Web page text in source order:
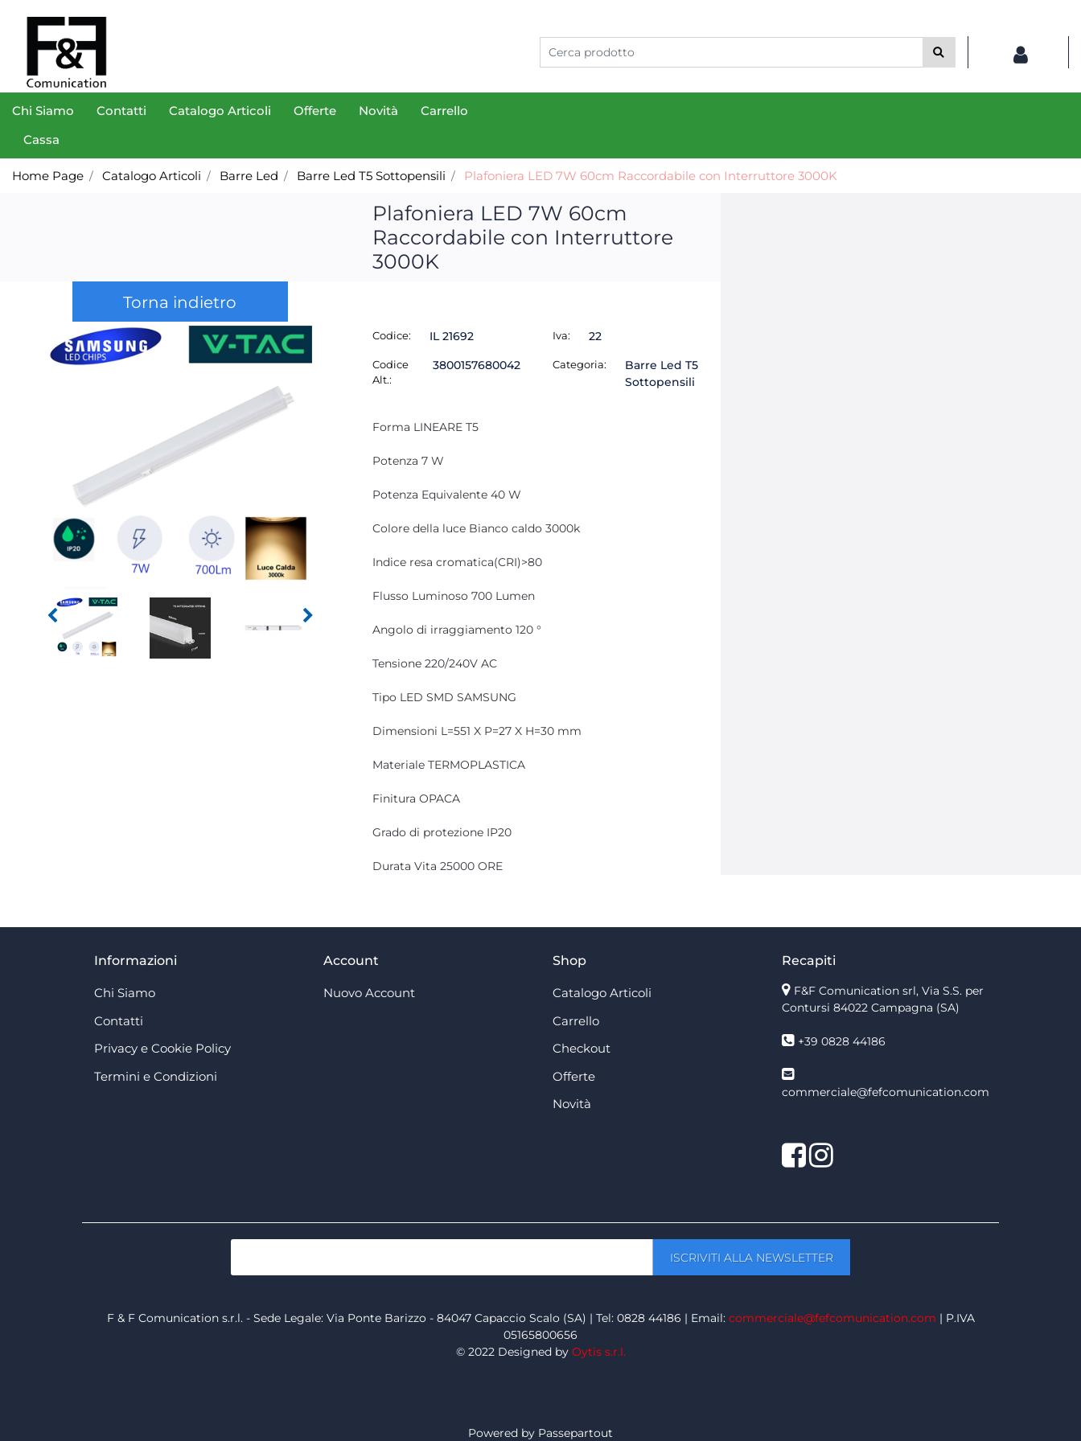
Chi Siamo Contatti Catalogo Articoli Offerte Novità
Carrello
Cassa
Home Page Catalogo Articoli Barre Led Barre Led T5 Sottopensili Plafoniera LED 7W 60cm Raccordabile con Interruttore 3000K
Torna indietro
Plafoniera LED 7W 60cm
Raccordabile con Interruttore
3000K
Codice: IL 21692
Codice
Alt.:
3800157680042
Iva: 22
Categoria:
Barre Led T5
Sottopensili
Forma LINEARE T5
Potenza 7 W
Potenza Equivalente 40 W
Colore della luce Bianco caldo 3000k
Indice resa cromatica(CRI)>80
Flusso Luminoso 700 Lumen
Angolo di irraggiamento 120 °
Tensione 220/240V AC
Tipo LED SMD SAMSUNG
Dimensioni L=551 X P=27 X H=30 mm
Materiale TERMOPLASTICA
Finitura OPACA
Grado di protezione IP20
Durata Vita 25000 ORE
Informazioni
Chi Siamo
Contatti
Privacy e Cookie Policy
Termini e Condizioni
Account
Nuovo Account
Shop
Catalogo Articoli
Carrello
Checkout
Offerte
Novità
Recapiti
F&F Comunication srl, Via S.S. per
Contursi 84022 Campagna (SA)
+39 0828 44186
commerciale@fefcomunication.com
Facebook
Twitter
F & F Comunication s.r.l. - Sede Legale: Via Ponte Barizzo - 84047 Capaccio Scalo (SA) | Tel: 0828 44186 | Email: commerciale@fefcomunication.com | P.IVA
05165800656
© 2022 Designed by Oytis s.r.l.
Powered by Passepartout